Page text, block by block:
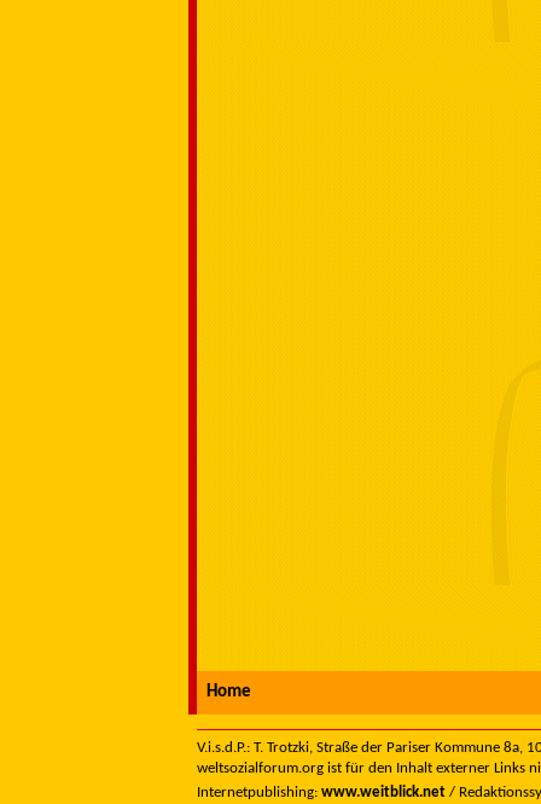
Home
V.i.s.d.P.: T. Trotzki, Straße der Pariser Kommune
weltsozialforum.org ist für den Inhalt externer Links
Internetpublishing: www.weitblick.net /